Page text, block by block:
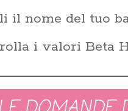
il nome del tuo
i valori Beta